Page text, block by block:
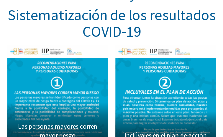
Sistematización de los resultados
COVID-19
Las personas mayores corren
mayor riesgo
Inclúyales en el plan de acción